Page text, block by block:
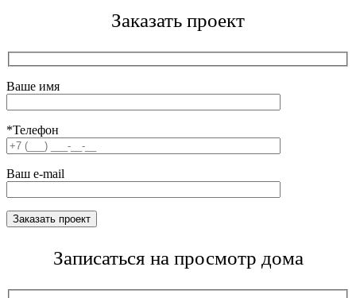
Заказать проект
Ваше имя
*Телефон
Ваш e-mail
Записаться на просмотр дома